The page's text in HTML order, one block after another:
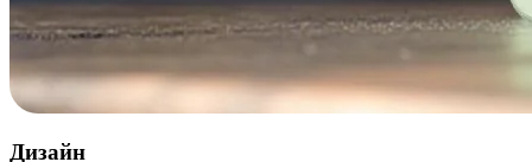
Дизайн